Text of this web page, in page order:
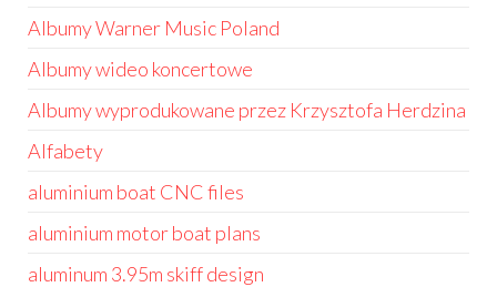
Albumy Warner Music Poland
Albumy wideo koncertowe
Albumy wyprodukowane przez Krzysztofa Herdzina
Alfabety
aluminium boat CNC files
aluminium motor boat plans
aluminum 3.95m skiff design